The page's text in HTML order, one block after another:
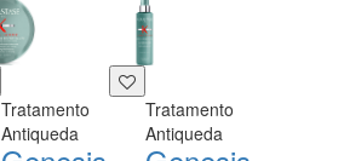
Tratamento
Antiqueda
Tratamento
Antiqueda